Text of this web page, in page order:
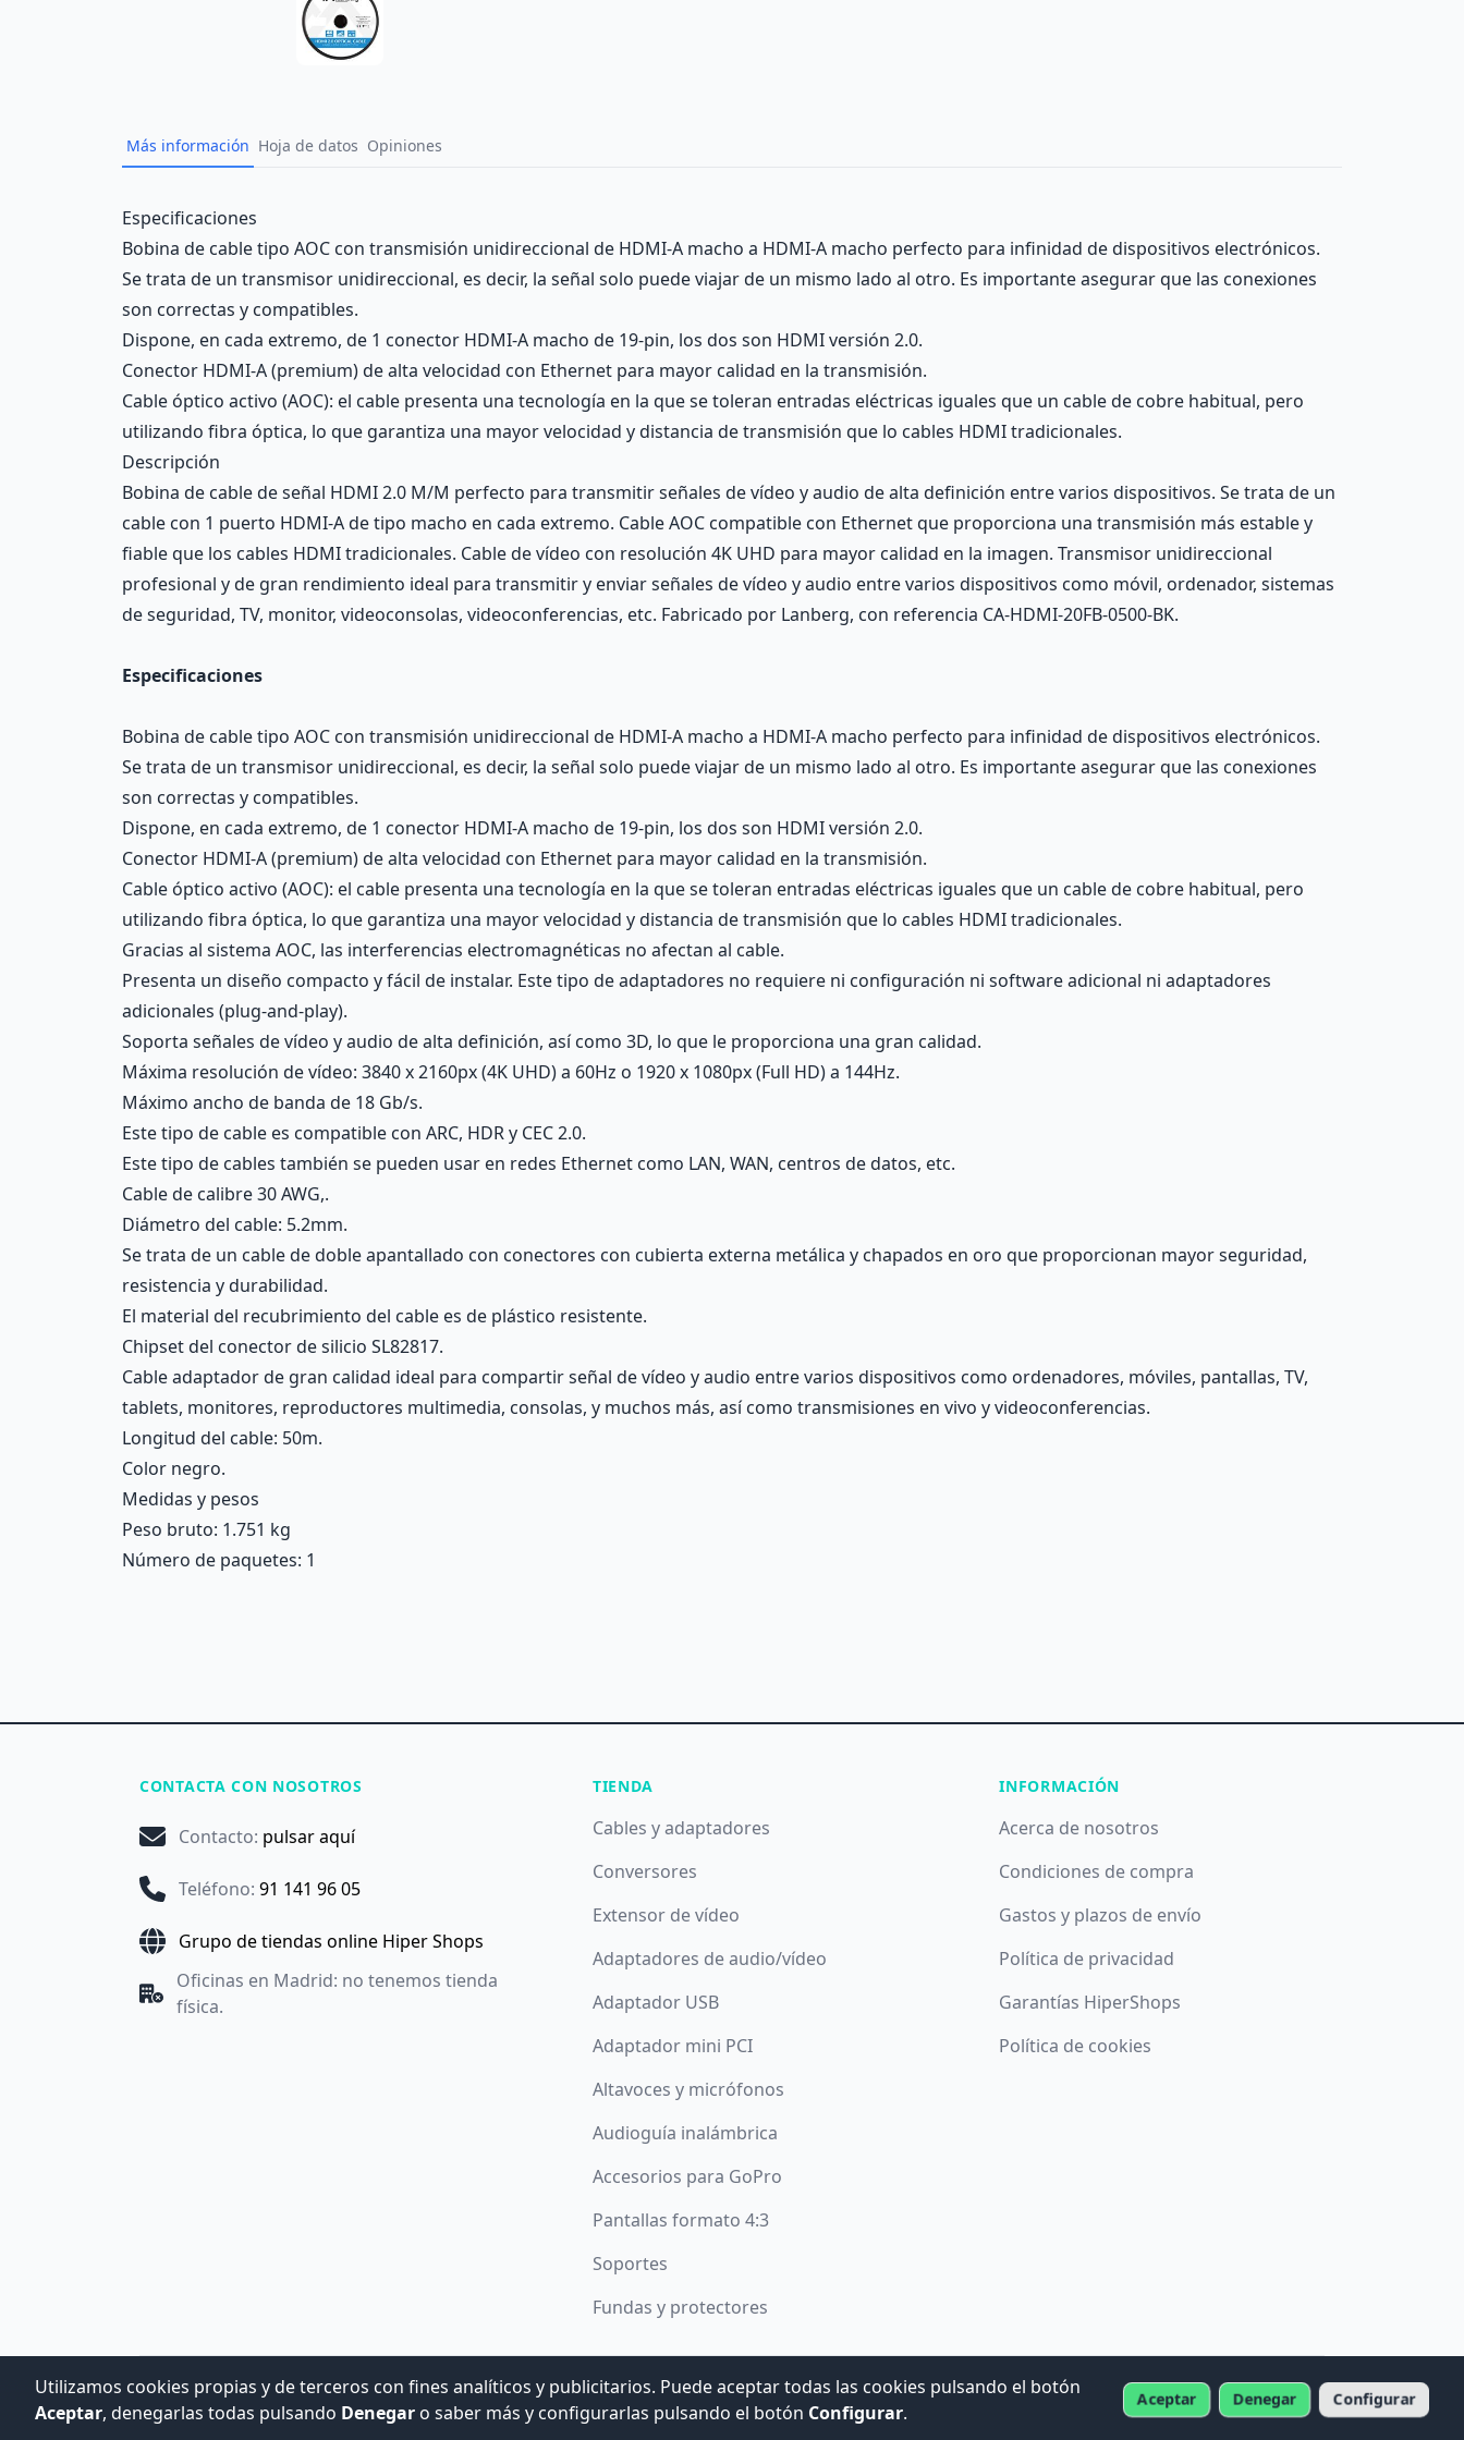
Más información Hoja de datos Opiniones
Description
Especificaciones
Bobina de cable tipo AOC con transmisión unidireccional de HDMI-A macho a HDMI-A macho perfecto para infinidad de dispositivos electrónicos.
Se trata de un transmisor unidireccional, es decir, la señal solo puede viajar de un mismo lado al otro. Es importante asegurar que las conexiones
son correctas y compatibles.
Dispone, en cada extremo, de 1 conector HDMI-A macho de 19-pin, los dos son HDMI versión 2.0.
Conector HDMI-A (premium) de alta velocidad con Ethernet para mayor calidad en la transmisión.
Cable óptico activo (AOC): el cable presenta una tecnología en la que se toleran entradas eléctricas iguales que un cable de cobre habitual, pero
utilizando fibra óptica, lo que garantiza una mayor velocidad y distancia de transmisión que lo cables HDMI tradicionales.
Descripción
Bobina de cable de señal HDMI 2.0 M/M perfecto para transmitir señales de vídeo y audio de alta definición entre varios dispositivos. Se trata de un
cable con 1 puerto HDMI-A de tipo macho en cada extremo. Cable AOC compatible con Ethernet que proporciona una transmisión más estable y
fiable que los cables HDMI tradicionales. Cable de vídeo con resolución 4K UHD para mayor calidad en la imagen. Transmisor unidireccional
profesional y de gran rendimiento ideal para transmitir y enviar señales de vídeo y audio entre varios dispositivos como móvil, ordenador, sistemas
de seguridad, TV, monitor, videoconsolas, videoconferencias, etc. Fabricado por Lanberg, con referencia CA-HDMI-20FB-0500-BK.
Especificaciones
Bobina de cable tipo AOC con transmisión unidireccional de HDMI-A macho a HDMI-A macho perfecto para infinidad de dispositivos electrónicos.
Se trata de un transmisor unidireccional, es decir, la señal solo puede viajar de un mismo lado al otro. Es importante asegurar que las conexiones
son correctas y compatibles.
Dispone, en cada extremo, de 1 conector HDMI-A macho de 19-pin, los dos son HDMI versión 2.0.
Conector HDMI-A (premium) de alta velocidad con Ethernet para mayor calidad en la transmisión.
Cable óptico activo (AOC): el cable presenta una tecnología en la que se toleran entradas eléctricas iguales que un cable de cobre habitual, pero
utilizando fibra óptica, lo que garantiza una mayor velocidad y distancia de transmisión que lo cables HDMI tradicionales.
Gracias al sistema AOC, las interferencias electromagnéticas no afectan al cable.
Presenta un diseño compacto y fácil de instalar. Este tipo de adaptadores no requiere ni configuración ni software adicional ni adaptadores
adicionales (plug-and-play).
Soporta señales de vídeo y audio de alta definición, así como 3D, lo que le proporciona una gran calidad.
Máxima resolución de vídeo: 3840 x 2160px (4K UHD) a 60Hz o 1920 x 1080px (Full HD) a 144Hz.
Máximo ancho de banda de 18 Gb/s.
Este tipo de cable es compatible con ARC, HDR y CEC 2.0.
Este tipo de cables también se pueden usar en redes Ethernet como LAN, WAN, centros de datos, etc.
Cable de calibre 30 AWG,.
Diámetro del cable: 5.2mm.
Se trata de un cable de doble apantallado con conectores con cubierta externa metálica y chapados en oro que proporcionan mayor seguridad,
resistencia y durabilidad.
El material del recubrimiento del cable es de plástico resistente.
Chipset del conector de silicio SL82817.
Cable adaptador de gran calidad ideal para compartir señal de vídeo y audio entre varios dispositivos como ordenadores, móviles, pantallas, TV,
tablets, monitores, reproductores multimedia, consolas, y muchos más, así como transmisiones en vivo y videoconferencias.
Longitud del cable: 50m.
Color negro.
Medidas y pesos
Peso bruto: 1.751 kg
Número de paquetes: 1
CONTACTA CON NOSOTROS
Contacto: pulsar aquí
Teléfono: 91 141 96 05
Grupo de tiendas online Hiper Shops
Oficinas en Madrid: no tenemos tienda
física.
TIENDA
Cables y adaptadores
Conversores
Extensor de vídeo
Adaptadores de audio/vídeo
Adaptador USB
Adaptador mini PCI
Altavoces y micrófonos
Audioguía inalámbrica
Accesorios para GoPro
Pantallas formato 4:3
Soportes
Fundas y protectores
INFORMACIÓN
Acerca de nosotros
Condiciones de compra
Gastos y plazos de envío
Política de privacidad
Garantías HiperShops
Política de cookies
© 2008 -2026 Hogar Digital e Inmótica Ingenieros, S.L.
Utilizamos cookies propias y de terceros con fines analíticos y publicitarios. Puede aceptar todas las cookies pulsando el botón
Aceptar, denegarlas todas pulsando Denegar o saber más y configurarlas pulsando el botón Configurar.
Aceptar Denegar Configurar